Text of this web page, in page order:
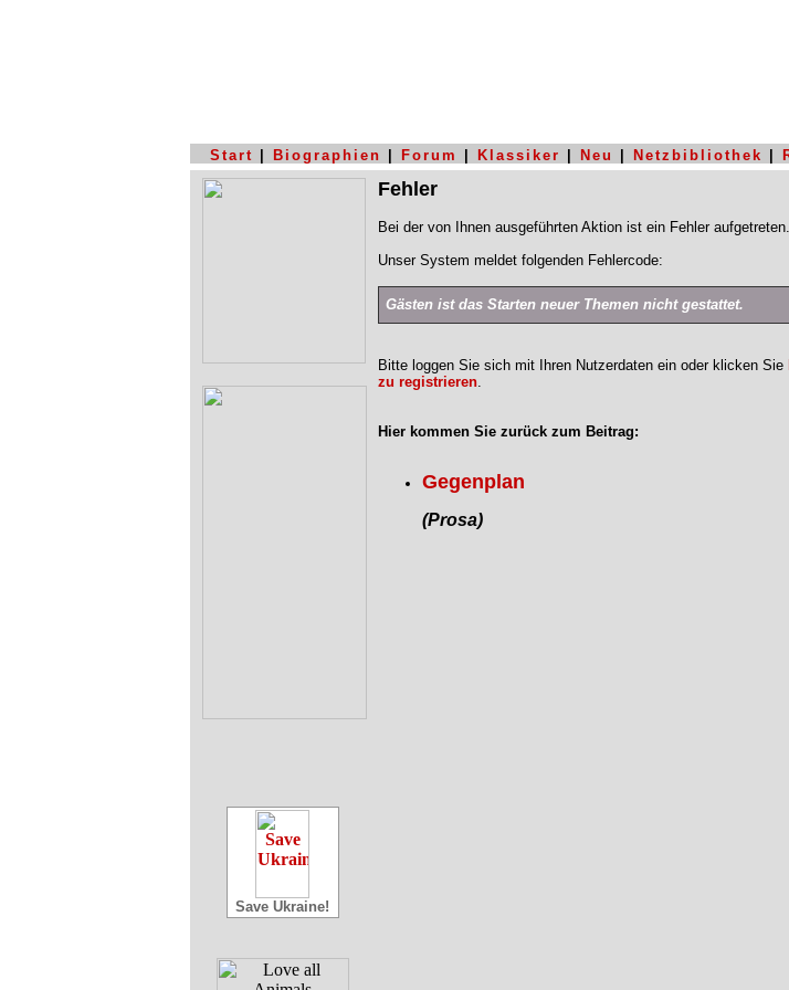
Start Biographien Forum Klassiker Neu Netzbibliothek
Save Ukraine!
Fehler
Bei der von Ihnen ausgeführten Aktion ist ein Fehler aufgetreten.
Unser System meldet folgenden Fehlercode:
Gästen ist das Starten neuer Themen nicht gestattet.
Bitte loggen Sie sich mit Ihren Nutzerdaten ein oder klicken Sie
zu registrieren.
Hier kommen Sie zurück zum Beitrag:
Gegenplan
(Prosa)